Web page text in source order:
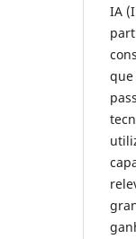
IA
que